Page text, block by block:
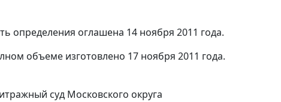
определения оглашена 14 ноября 2011 года.
объеме изготовлено 17 ноября 2011 года.
суд Московского округа